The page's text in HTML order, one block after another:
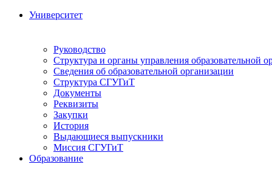
Университет
Руководство
Структура и органы управления образовательной
Сведения об образовательной организации
Структура СГУГиТ
Документы
Реквизиты
Закупки
История
Выдающиеся выпускники
Миссия СГУГиТ
Образование